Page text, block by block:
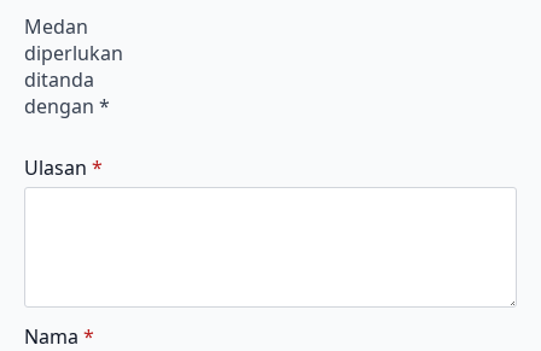
Medan
diperlukan
ditanda
dengan *
Ulasan *
Nama *